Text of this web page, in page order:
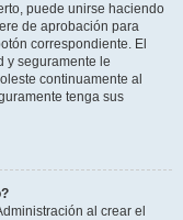
puede unirse haciendo
de aprobación para
correspondiente. El
y seguramente le
continuamente al
tenga sus
al crear el